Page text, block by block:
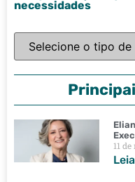
necessidades
11